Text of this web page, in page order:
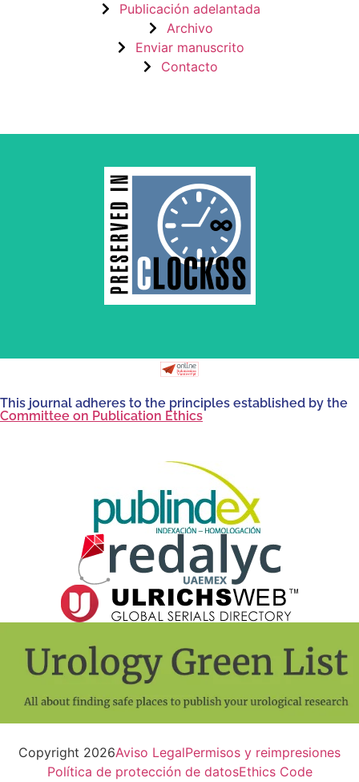
Publicación adelantada
Archivo
Enviar manuscrito
Contacto
CLOCKSS is a dak archive that ensures the long-term
survival of web-based scholary publications, governed
by and for its stakeholders.
This journal adheres to the principles established by the
Committee on Publication Ethics
Copyright 2026Aviso LegalPermisos y reimpresiones
Política de protección de datosEthics Code